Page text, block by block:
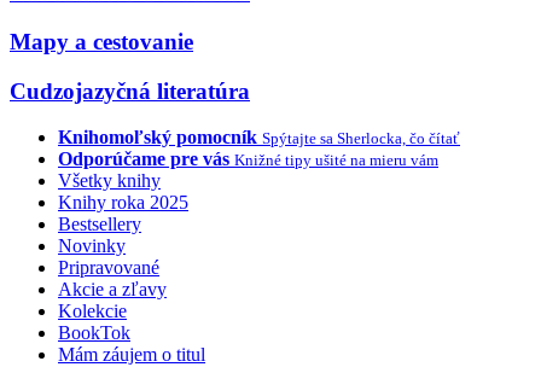
Mapy a cestovanie
Cudzojazyčná literatúra
Knihomoľský pomocník Spýtajte sa Sherlocka, čo čítať
Odporúčame pre vás Knižné tipy ušité na mieru vám
Všetky knihy
Knihy roka 2025
Bestsellery
Novinky
Pripravované
Akcie a zľavy
Kolekcie
BookTok
Mám záujem o titul